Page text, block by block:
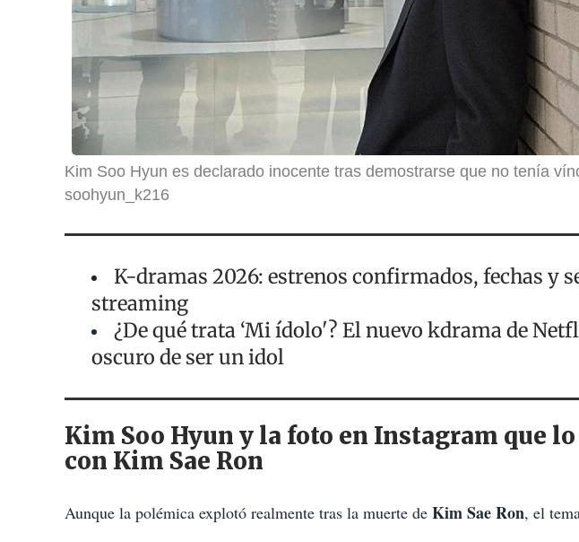
Kim Soo Hyun es declarado inocente tras demostrarse que no tenía
soohyun_k216
K-dramas 2026: estrenos confirmados, fechas y
streaming
¿De qué trata ‘Mi ídolo'? El nuevo kdrama de
oscuro de ser un idol
Kim Soo Hyun y la foto en Instagram que
con Kim Sae Ron
Aunque la polémica explotó realmente tras la muerte de Kim Sae Ron, el